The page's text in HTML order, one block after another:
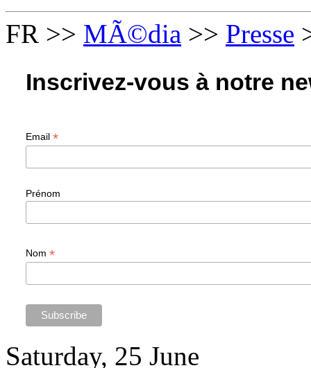
FR >> MÃ©dia >> Presse
Inscrivez-vous à notre
Email *
Prénom
Nom *
Saturday, 25 June